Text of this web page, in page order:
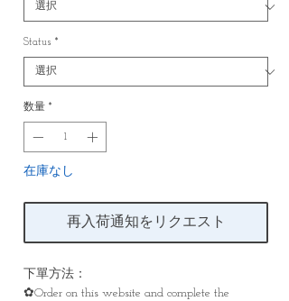
Status *
数量 *
在庫なし
再入荷通知をリクエスト
下單方法：
✿Order on this website and complete the